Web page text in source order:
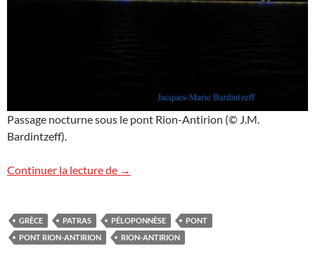
Passage nocturne sous le pont Rion-Antirion (© J.M.
Bardintzeff).
Continuer la lecture de Le pont Rion-Antirion
→
GRÈCE PATRAS PÉLOPONNÈSE
PONT
PONT RION-ANTIRION
RION-ANTIRION